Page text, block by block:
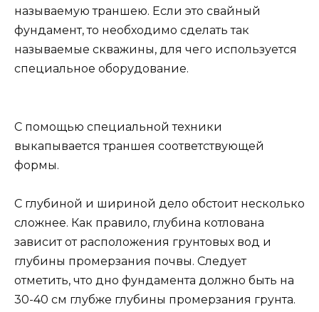
называемую траншею. Если это свайный
фундамент, то необходимо сделать так
называемые скважины, для чего используется
специальное оборудование.
С помощью специальной техники
выкапывается траншея соответствующей
формы.
С глубиной и шириной дело обстоит несколько
сложнее. Как правило, глубина котлована
зависит от расположения грунтовых вод и
глубины промерзания почвы. Следует
отметить, что дно фундамента должно быть на
30-40 см глубже глубины промерзания грунта.